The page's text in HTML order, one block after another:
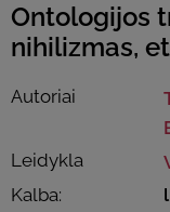
Ontologijos
nihilizmas,
Autoriai
Leidykla
Kalba: